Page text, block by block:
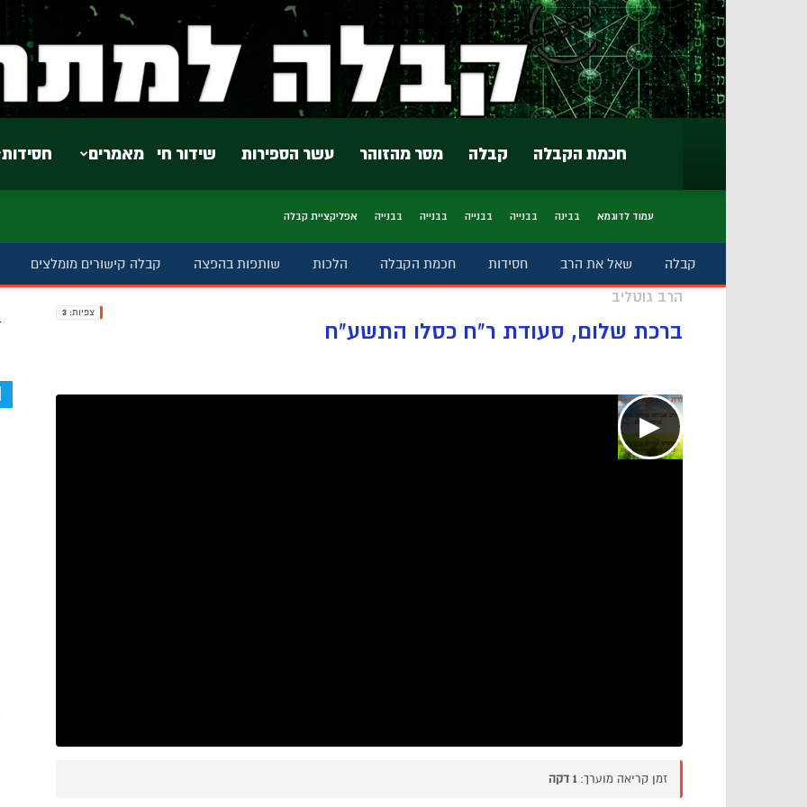
חסידות מאמרים שידור חי עשר הספירות מסר מהזוהר קבלה חכמת הקבלה
עמוד לדוגמא בבינה בבנייה בבנייה בבנייה בבנייה אפליקציית קבלה
קבלה שאל את הרב חסידות חכמת הקבלה הלכות שותפות בהפצה קבלה קישורים מומלצים
הרב גוטליב
ברכת שלום, סעודת ר"ח כסלו התשע"ח
צפיות: 3
▶
זמן קריאה מוערך: 1 דקה